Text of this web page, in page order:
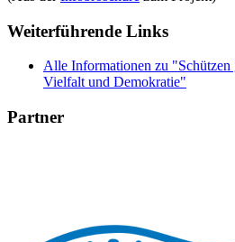
Weiterführende Links
Alle Informationen zu "Schützen
Vielfalt und Demokratie"
Partner